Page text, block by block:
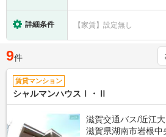
詳細条件 【家賃】設定無し
9件
賃貸マンション
シャルマンハウスⅠ・Ⅱ
滋賀交通バス/近江
滋賀県湖南市岩根中